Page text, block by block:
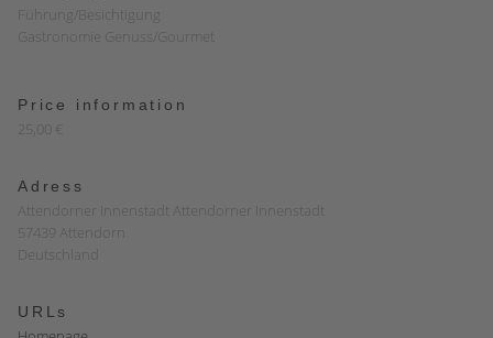
Führung/Besichtigung
Gastronomie Genuss/Gourmet
Price information
25,00 €
Adress
Attendorner Innenstadt Attendorner Innenstadt
57439 Attendorn
Deutschland
URLs